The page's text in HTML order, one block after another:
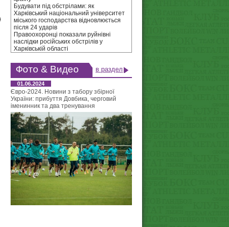
Будувати під обстрілами: як
Харківський національний університет
міського господарства відновлюється
після 24 ударів
Правоохоронці показали руйнівні
наслідки російських обстрілів у
Харківській області
Фото & Видео в раздел
01.06.2024
Євро-2024. Новини з табору збірної
України: прибуття Довбика, черговий
іменинник та два тренування